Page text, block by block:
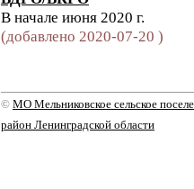
В начале июня 2020 г.
(добавлено 2020-07-20 )
© МО Мельниковское сельское
район Ленинградской области